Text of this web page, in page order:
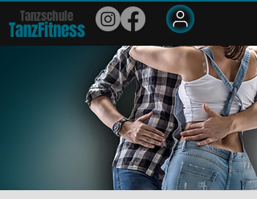
Tanzschule
TanzFitness